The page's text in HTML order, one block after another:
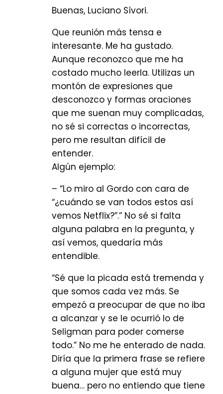
Buenas, Luciano Sívori.
Que reunión más tensa e
interesante. Me ha gustado.
Aunque reconozco que me ha
costado mucho leerla. Utilizas un
montón de expresiones que
desconozco y formas oraciones
que me suenan muy complicadas,
no sé si correctas o incorrectas,
pero me resultan difícil de
entender.
Algún ejemplo:
– “Lo miro al Gordo con cara de
“¿cuándo se van todos estos así
vemos Netflix?”.” No sé si falta
alguna palabra en la pregunta, y
así vemos, quedaría más
entendible.
“Sé que la picada está tremenda y
que somos cada vez más. Se
empezó a preocupar de que no iba
a alcanzar y se le ocurrió lo de
Seligman para poder comerse
todo.” No me he enterado de nada.
Diría que la primera frase se refiere
a alguna mujer que está muy
buena… pero no entiendo que tiene